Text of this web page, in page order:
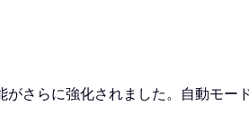
さらに強化されました。自動モー